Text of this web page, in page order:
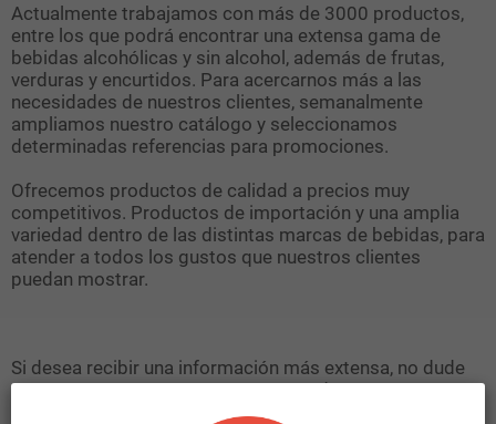
Actualmente trabajamos con más de 3000 productos,
entre los que podrá encontrar una extensa gama de
bebidas alcohólicas y sin alcohol, además de frutas,
verduras y encurtidos. Para acercarnos más a las
necesidades de nuestros clientes, semanalmente
ampliamos nuestro catálogo y seleccionamos
determinadas referencias para promociones.
Ofrecemos productos de calidad a precios muy
competitivos. Productos de importación y una amplia
variedad dentro de las distintas marcas de bebidas, para
atender a todos los gustos que nuestros clientes
puedan mostrar.
Si desea recibir una información más extensa, no dude
en contactar con nosotros y nos pondremos en
contacto con usted tan pronto como nos sea posible.